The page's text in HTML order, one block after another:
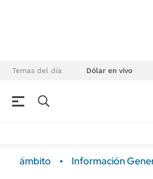
Temas del día Dólar en vivo
ámbito Información